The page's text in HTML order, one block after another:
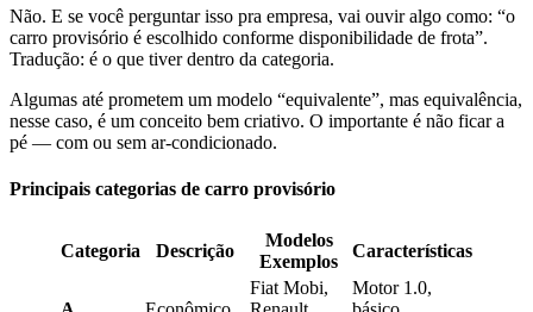
Não. E se você perguntar isso pra empresa, vai ouvir algo como: “o
carro provisório é escolhido conforme disponibilidade de frota”.
Tradução: é o que tiver dentro da categoria.
Algumas até prometem um modelo “equivalente”, mas equivalência,
nesse caso, é um conceito bem criativo. O importante é não ficar a
pé — com ou sem ar-condicionado.
Principais categorias de carro provisório
Categoria Descrição
Modelos
Exemplos
Características
Fiat Mobi,
Motor 1.0,